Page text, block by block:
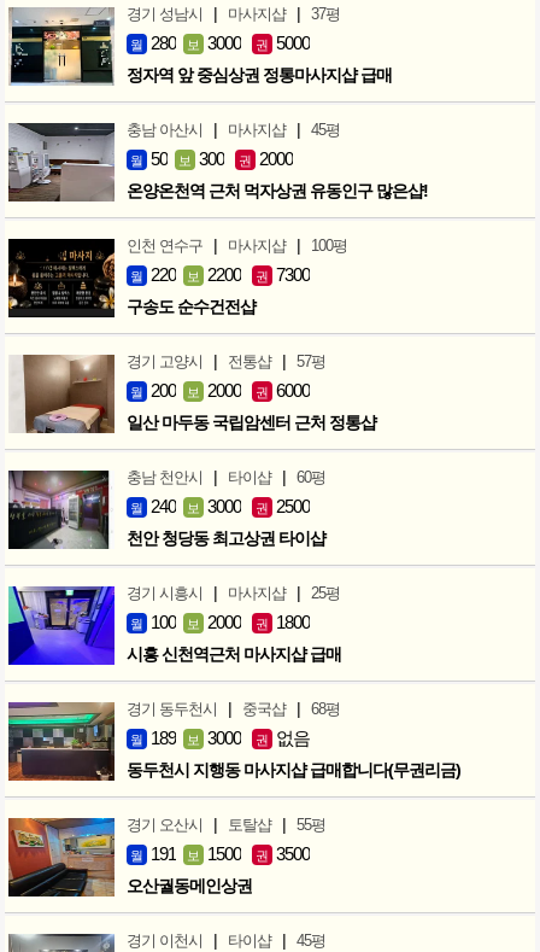
경기 성남시 | 마사지샵 | 37평
월 280 보 3000 권 5000
정자역 앞 중심상권 정통마사지샵 급매
충남 아산시 | 마사지샵 | 45평
월 50 보 300 권 2000
온양온천역 근처 먹자상권 유동인구 많은샵!
인천 연수구 | 마사지샵 | 100평
월 220 보 2200 권 7300
구송도 순수건전샵
경기 고양시 | 전통샵 | 57평
월 200 보 2000 권 6000
일산 마두동 국립암센터 근처 정통샵
충남 천안시 | 타이샵 | 60평
월 240 보 3000 권 2500
천안 청당동 최고상권 타이샵
경기 시흥시 | 마사지샵 | 25평
월 100 보 2000 권 1800
시흥 신천역근처 마사지샵 급매
경기 동두천시 | 중국샵 | 68평
월 189 보 3000 권 없음
동두천시 지행동 마사지샵 급매합니다(무권리금)
경기 오산시 | 토탈샵 | 55평
월 191 보 1500 권 3500
오산궐동메인상권
경기 이천시 | 타이샵 | 45평